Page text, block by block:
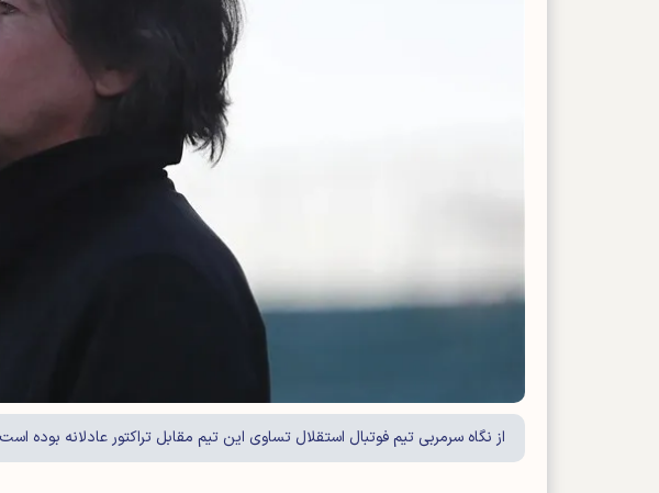
از نگاه سرمربی تیم فوتبال استقلال تساوی این تیم مقابل تراکتور عادلانه بوده